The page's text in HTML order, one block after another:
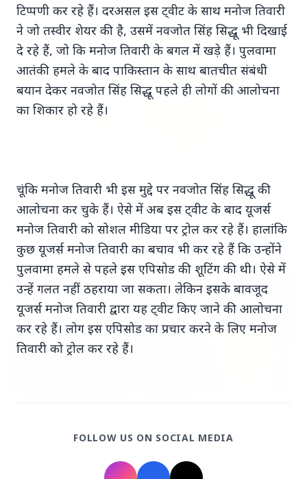
7 Jun 2026
गोंद कतिरा वेलनेस ड्रिंक — पेट की सेहत के लिए रात भर का
उपाय जिसका आपका पेट इंतजार कर रहा था
भारत-नॉर्डिक शिखर सम्मेलन
भारत-नॉर्डिक शिखर सम्मेलन: मोदी उत्तरी यूरोप को क्यों कर
टिप्पणी कर रहे हैं। दरअसल इस ट्वीट के साथ मनोज तिवारी
ने जो तस्वीर शेयर की है, उसमें नवजोत सिंह सिद्धू भी दिखाई
दे रहे हैं, जो कि मनोज तिवारी के बगल में खड़े हैं। पुलवामा
आतंकी हमले के बाद पाकिस्तान के साथ बातचीत संबंधी
बयान देकर नवजोत सिंह सिद्धू पहले ही लोगों की आलोचना
का शिकार हो रहे हैं।
चूंकि मनोज तिवारी भी इस मुद्दे पर नवजोत सिंह सिद्धू की
आलोचना कर चुके हैं। ऐसे में अब इस ट्वीट के बाद यूजर्स
मनोज तिवारी को सोशल मीडिया पर ट्रोल कर रहे हैं। हालांकि
कुछ यूजर्स मनोज तिवारी का बचाव भी कर रहे हैं कि उन्होंने
पुलवामा हमले से पहले इस एपिसोड की शूटिंग की थी। ऐसे में
उन्हें गलत नहीं ठहराया जा सकता। लेकिन इसके बावजूद
यूजर्स मनोज तिवारी द्वारा यह ट्वीट किए जाने की आलोचना
कर रहे हैं। लोग इस एपिसोड का प्रचार करने के लिए मनोज
तिवारी को ट्रोल कर रहे हैं।
FOLLOW US ON SOCIAL MEDIA